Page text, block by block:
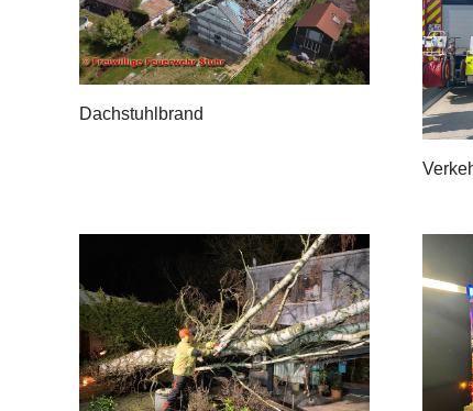
Dachstuhlbrand